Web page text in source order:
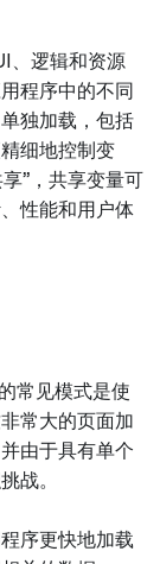
、逻辑和资源
程序中的不同
独加载，包括
细地控制变
”，共享变量可
性能和用户体
常见模式是使
常大的页面加
由于具有单个
战。
序更快地加载